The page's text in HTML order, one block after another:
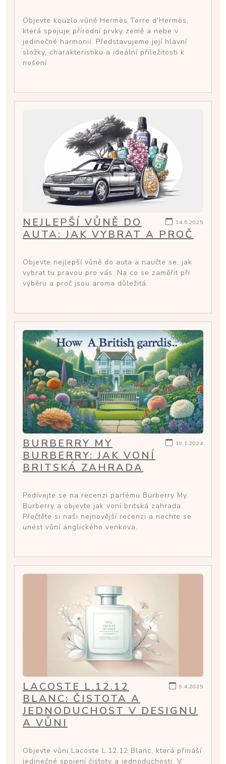
Objevte kouzlo vůně Hermès Terre d'Hermès,
která spojuje přírodní prvky země a nebe v
jedinečné harmonii. Představujeme její hlavní
složky, charakteristiku a ideální příležitosti k
nošení.
14.5.2025
NEJLEPŠÍ VŮNĚ DO
AUTA: JAK VYBRAT A PROČ
Objevte nejlepší vůně do auta a naučte se, jak
vybrat tu pravou pro vás. Na co se zaměřit při
výběru a proč jsou aroma důležitá.
19.1.2024
BURBERRY MY
BURBERRY: JAK VONÍ
BRITSKÁ ZAHRADA
Podívejte se na recenzi parfému Burberry My
Burberry a objevte jak voní britská zahrada.
Přečtěte si naši nejnovější recenzi a nechte se
unést vůní anglického venkova.
9.4.2025
LACOSTE L.12.12
BLANC: ČISTOTA A
JEDNODUCHOST V DESIGNU
A VŮNI
Objevte vůni Lacoste L.12.12 Blanc, která přináší
jedinečné spojení čistoty a jednoduchosti. V